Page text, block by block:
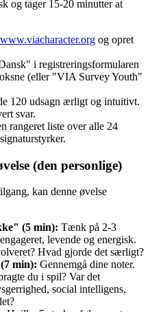
og tager 15-20 minutter at
www.viacharacter.org og opret
i registreringsformularen
(eller "VIA Survey Youth"
120 udsagn ærligt og intuitivt.
svar.
rangeret liste over alle 24
(den personlige)
kan denne øvelse
(5 min): Tænk på 2-3
levende og energisk.
Hvad gjorde det særligt?
min): Gennemgå dine noter.
du i spil? Var det
social intelligens,